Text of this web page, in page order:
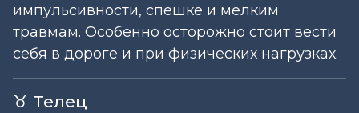
импульсивности, спешке и мелким
травмам. Особенно осторожно стоит вести
себя в дороге и при физических нагрузках.
♉ Телец